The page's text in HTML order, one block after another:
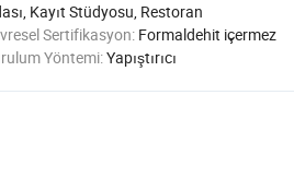
Kayıt Stüdyosu, Restoran
Sertifikasyon: Formaldehit içermez
Yöntemi:Yapıştırıcı